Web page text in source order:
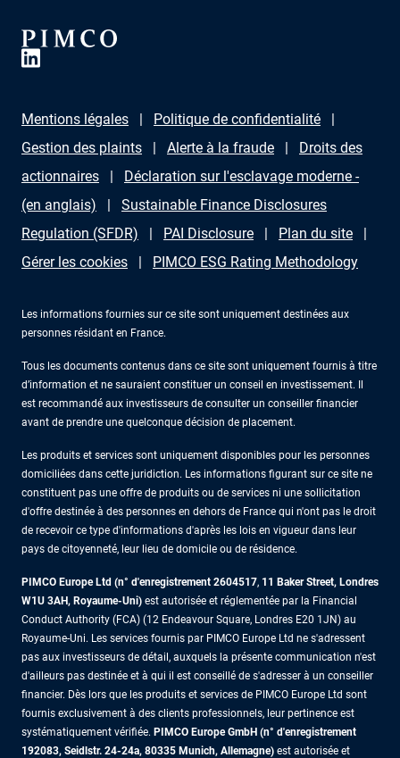
Mentions légales
Politique de confidentialité
Gestion des plaints
Alerte à la fraude
Droits des
actionnaires
Déclaration sur l'esclavage moderne -
(en anglais)
Sustainable Finance Disclosures
Regulation (SFDR)
PAI Disclosure
Plan du site
Gérer les cookies
PIMCO ESG Rating Methodology
Les informations fournies sur ce site sont uniquement destinées aux
personnes résidant en France.
Tous les documents contenus dans ce site sont uniquement fournis à titre
d’information et ne sauraient constituer un conseil en investissement. Il
est recommandé aux investisseurs de consulter un conseiller financier
avant de prendre une quelconque décision de placement.
Les produits et services sont uniquement disponibles pour les personnes
domiciliées dans cette juridiction. Les informations figurant sur ce site ne
constituent pas une offre de produits ou de services ni une sollicitation
d'offre destinée à des personnes en dehors de France qui n'ont pas le droit
de recevoir ce type d'informations d'après les lois en vigueur dans leur
pays de citoyenneté, leur lieu de domicile ou de résidence.
PIMCO Europe Ltd (n° d'enregistrement 2604517, 11 Baker Street, Londres
W1U 3AH, Royaume-Uni) est autorisée et réglementée par la Financial
Conduct Authority (FCA) (12 Endeavour Square, Londres E20 1JN) au
Royaume-Uni. Les services fournis par PIMCO Europe Ltd ne s'adressent
pas aux investisseurs de détail, auxquels la présente communication n'est
d'ailleurs pas destinée et à qui il est conseillé de s'adresser à un conseiller
financier. Dès lors que les produits et services de PIMCO Europe Ltd sont
fournis exclusivement à des clients professionnels, leur pertinence est
systématiquement vérifiée. PIMCO Europe GmbH (n° d'enregistrement
192083, Seidlstr. 24-24a, 80335 Munich, Allemagne) est autorisée et